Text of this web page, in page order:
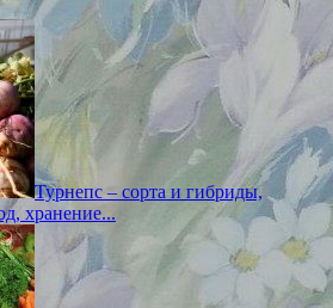
Турнепс – сорта и гибриды,
хранение...